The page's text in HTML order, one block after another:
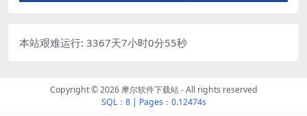
本站艰难运行: 3367天7小时0分56秒
Copyright © 2026 摩尔软件下载站- All rights reserved
SQL：8| Pages：0.12474s